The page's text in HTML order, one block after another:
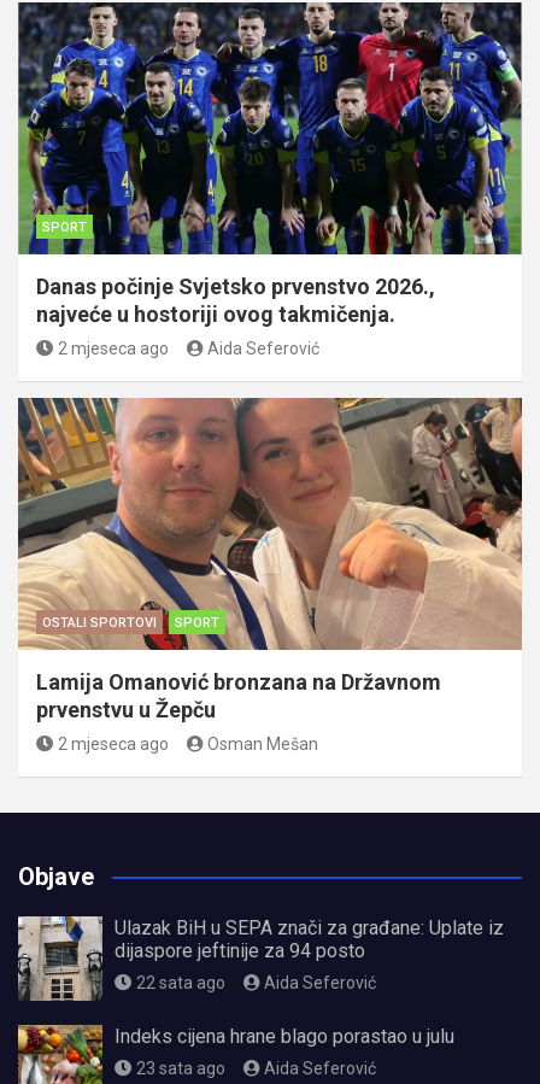
SPORT
Danas počinje Svjetsko prvenstvo 2026.,
najveće u hostoriji ovog takmičenja.
2 mjeseca ago Aida Seferović
OSTALI SPORTOVI SPORT
Lamija Omanović bronzana na Državnom
prvenstvu u Žepču
2 mjeseca ago Osman Mešan
Objave
Ulazak BiH u SEPA znači za građane: Uplate iz
dijaspore jeftinije za 94 posto
22 sata ago Aida Seferović
Indeks cijena hrane blago porastao u julu
23 sata ago Aida Seferović